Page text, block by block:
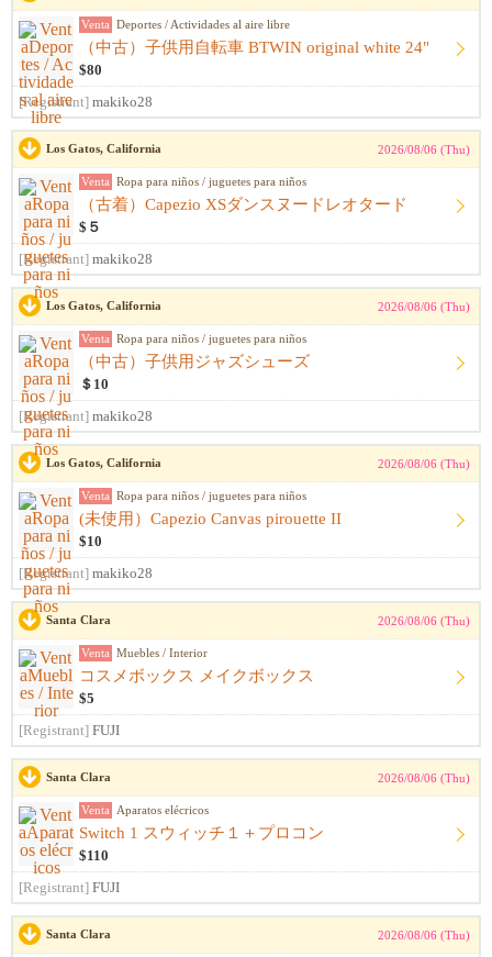
Venta Deportes / Actividades al aire libre
（中古）子供用自転車 BTWIN original white 24"
$80
[Registrant] makiko28
Los Gatos, California 2026/08/06 (Thu)
Venta Ropa para niños / juguetes para niños
（古着）Capezio XSダンスヌードレオタード
$５
[Registrant] makiko28
Los Gatos, California 2026/08/06 (Thu)
Venta Ropa para niños / juguetes para niños
（中古）子供用ジャズシューズ
＄10
[Registrant] makiko28
Los Gatos, California 2026/08/06 (Thu)
Venta Ropa para niños / juguetes para niños
(未使用）Capezio Canvas pirouette II
$10
[Registrant] makiko28
Santa Clara 2026/08/06 (Thu)
Venta Muebles / Interior
コスメボックス メイクボックス
$5
[Registrant] FUJI
Santa Clara 2026/08/06 (Thu)
Venta Aparatos elécricos
Switch 1 スウィッチ１＋プロコン
$110
[Registrant] FUJI
Santa Clara 2026/08/06 (Thu)